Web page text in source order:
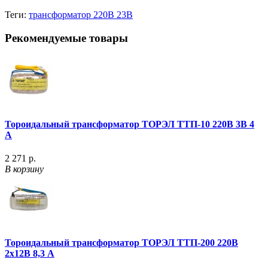
Теги: трансформатор 220В 23В
Рекомендуемые товары
Тороидальный трансформатор ТОРЭЛ ТТП-10 220В 3В 4
А
2 271 р.
В корзину
Тороидальный трансформатор ТОРЭЛ ТТП-200 220В
2х12В 8,3 А